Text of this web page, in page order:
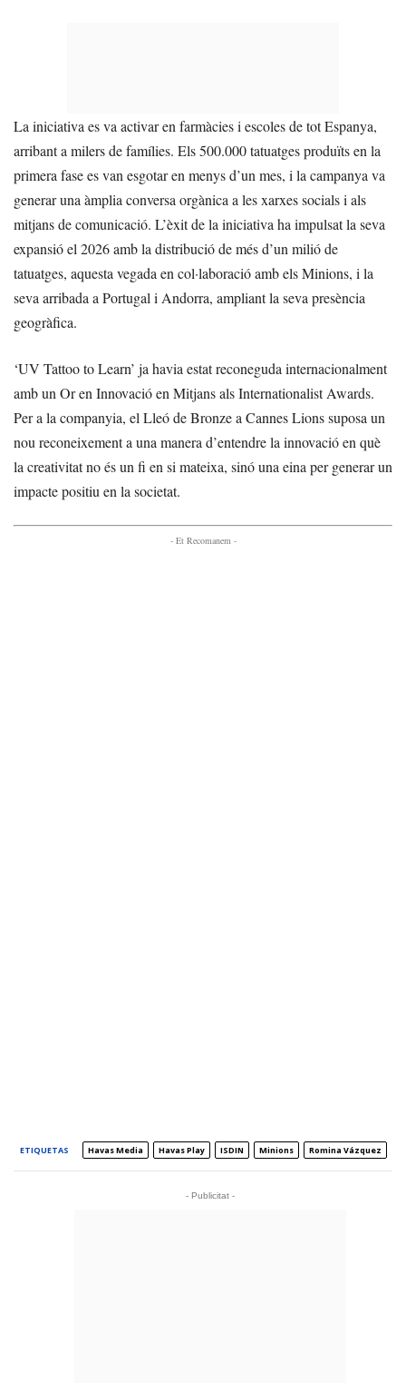
La iniciativa es va activar en farmàcies i escoles de tot Espanya,
arribant a milers de famílies. Els 500.000 tatuatges produïts en la
primera fase es van esgotar en menys d’un mes, i la campanya va
generar una àmplia conversa orgànica a les xarxes socials i als
mitjans de comunicació. L’èxit de la iniciativa ha impulsat la seva
expansió el 2026 amb la distribució de més d’un milió de
tatuatges, aquesta vegada en col·laboració amb els Minions, i la
seva arribada a Portugal i Andorra, ampliant la seva presència
geogràfica.
‘UV Tattoo to Learn’ ja havia estat reconeguda internacionalment
amb un Or en Innovació en Mitjans als Internationalist Awards.
Per a la companyia, el Lleó de Bronze a Cannes Lions suposa un
nou reconeixement a una manera d’entendre la innovació en què
la creativitat no és un fi en si mateixa, sinó una eina per generar un
impacte positiu en la societat.
- Et Recomanem -
ETIQUETAS Havas Media Havas Play ISDIN Minions Romina Vázquez
- Publicitat -